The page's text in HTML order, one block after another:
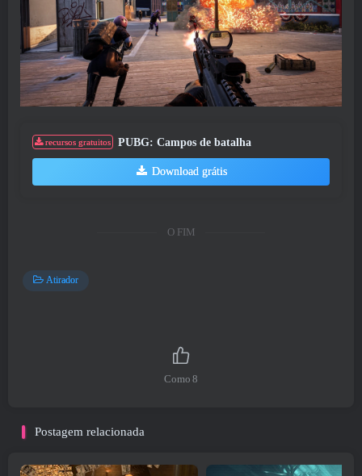
recursos gratuitos PUBG: Campos de batalha
Download grátis
O FIM
Atirador
Como 8
Postagem relacionada